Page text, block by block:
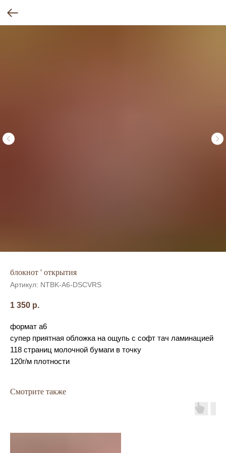
блокнот ' открытия
Артикул: NTBK-A6-DSCVRS
1 350 р.
формат а6
супер приятная обложка на ощупь с софт тач ламинацией
118 страниц молочной бумаги в точку
120г/м плотности
Смотрите также